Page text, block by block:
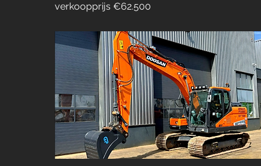
verkoopprijs €62.500